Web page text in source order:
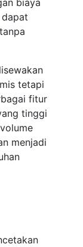
biaya
tetapi
fitur
tinggi
menjadi